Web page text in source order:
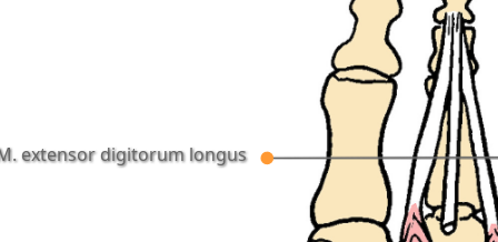
extensor digitorum longus